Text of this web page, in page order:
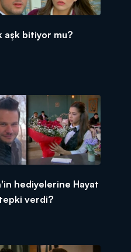
aşk bitiyor mu?
hediyelerine Hayat
tepki verdi?